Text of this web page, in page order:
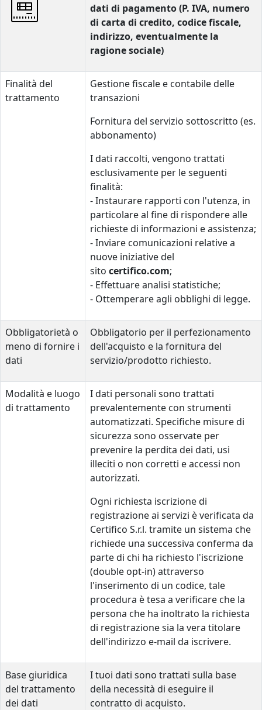
dati di pagamento (P. IVA, numero
di carta di credito, codice fiscale,
indirizzo, eventualmente la
ragione sociale)
Finalità del
trattamento
Gestione fiscale e contabile delle
transazioni
Fornitura del servizio sottoscritto (es.
abbonamento)
I dati raccolti, vengono trattati
esclusivamente per le seguenti
finalità:
- Instaurare rapporti con l'utenza, in
particolare al fine di rispondere alle
richieste di informazioni e assistenza;
- Inviare comunicazioni relative a
nuove iniziative del
sito certifico.com;
- Effettuare analisi statistiche;
- Ottemperare agli obblighi di legge.
Obbligatorietà o
meno di fornire i
dati
Obbligatorio per il perfezionamento
dell'acquisto e la fornitura del
servizio/prodotto richiesto.
Modalità e luogo
di trattamento
I dati personali sono trattati
prevalentemente con strumenti
automatizzati. Specifiche misure di
sicurezza sono osservate per
prevenire la perdita dei dati, usi
illeciti o non corretti e accessi non
autorizzati.
Ogni richiesta iscrizione di
registrazione ai servizi è verificata da
Certifico S.r.l. tramite un sistema che
richiede una successiva conferma da
parte di chi ha richiesto l'iscrizione
(double opt-in) attraverso
l'inserimento di un codice, tale
procedura è tesa a verificare che la
persona che ha inoltrato la richiesta
di registrazione sia la vera titolare
dell'indirizzo e-mail da iscrivere.
Base giuridica
del trattamento
dei dati
I tuoi dati sono trattati sulla base
della necessità di eseguire il
contratto di acquisto.